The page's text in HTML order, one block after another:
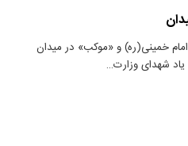
خمینی(ره) و «موکب» در میدان
شهدای وزارت…